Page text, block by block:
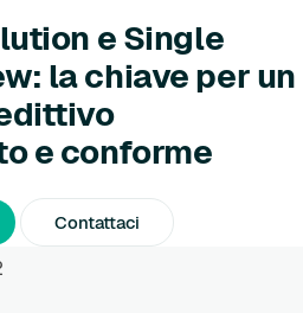
e Single
la chiave per un
e conforme
Contattaci